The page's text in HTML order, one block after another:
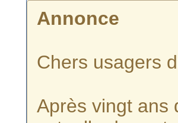
Annonce
Chers usagers
Après vingt ans